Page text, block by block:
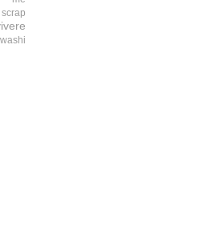
scrap
washi